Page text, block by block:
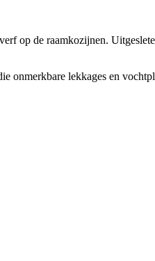
op de raamkozijnen.
lekkages en